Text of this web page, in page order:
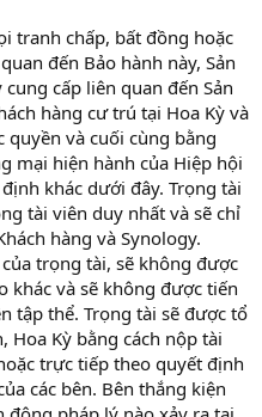
tranh chấp, bất đồng hoặc
đến Bảo hành này, Sản
cấp liên quan đến Sản
hàng cư trú tại Hoa Kỳ và
quyền và cuối cùng bằng
mại hiện hành của Hiệp hội
khác dưới đây. Trọng tài
tài viên duy nhất và sẽ chỉ
hàng và Synology.
trọng tài, sẽ không được
khác và sẽ không được tiến
tập thể. Trọng tài sẽ được tổ
Hoa Kỳ bằng cách nộp tài
trực tiếp theo quyết định
các bên. Bên thắng kiện